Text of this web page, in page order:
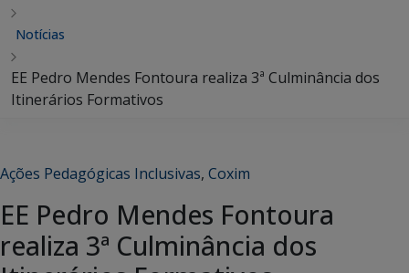
Notícias
EE Pedro Mendes Fontoura realiza 3ª Culminância dos
Itinerários Formativos
Ações Pedagógicas Inclusivas, Coxim
EE Pedro Mendes Fontoura
realiza 3ª Culminância dos